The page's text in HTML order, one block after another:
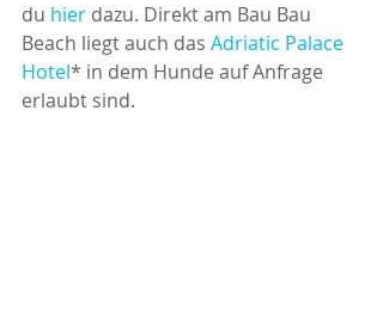
du hier dazu. Direkt am Bau Bau
Beach liegt auch das Adriatic Palace
Hotel* in dem Hunde auf Anfrage
erlaubt sind.